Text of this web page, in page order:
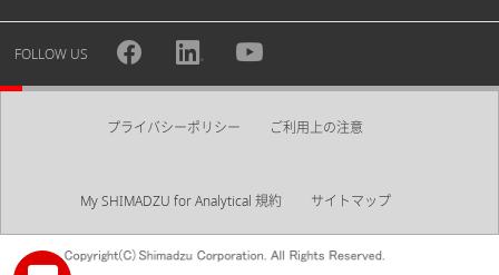
FOLLOW US
プライバシーポリシー ご利用上の注意
My SHIMADZU for Analytical 規約 サイトマップ